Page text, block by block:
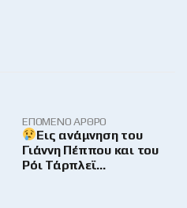
ΕΠΌΜΕΝΟ ΆΡΘΡΟ
Εις ανάμνηση του
Γιάννη Πέππου και του
Ρόι Τάρπλεϊ…